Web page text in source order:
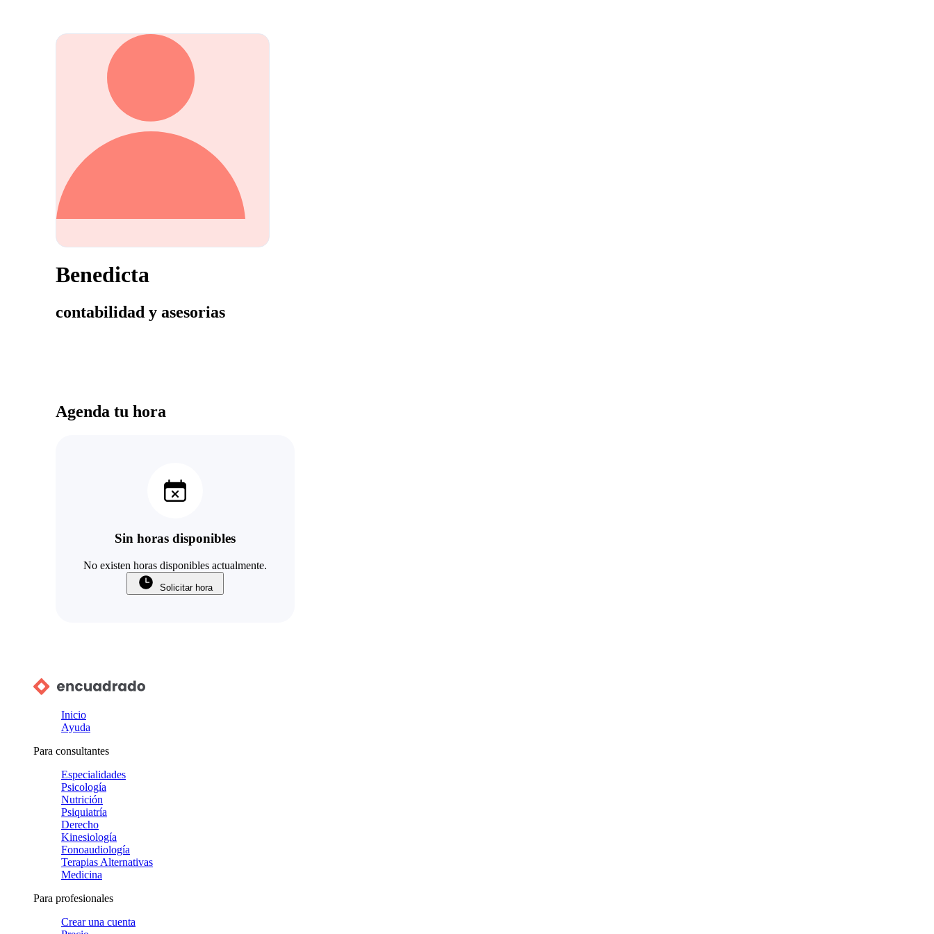
Benedicta
contabilidad y asesorias
Agenda tu hora
Sin horas disponibles
No existen horas disponibles actualmente.
Solicitar hora
Inicio
Ayuda
Para consultantes
Especialidades
Psicología
Nutrición
Psiquiatría
Derecho
Kinesiología
Fonoaudiología
Terapias Alternativas
Medicina
Para profesionales
Crear una cuenta